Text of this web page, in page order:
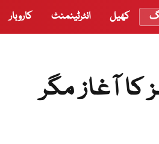
کھیل انٹرٹینمنٹ کاروبار
کا آغاز مگر